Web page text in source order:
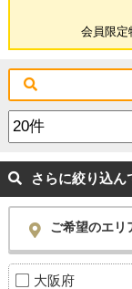
会員限定
さらに絞り込ん
ご希望のエリ
大阪府